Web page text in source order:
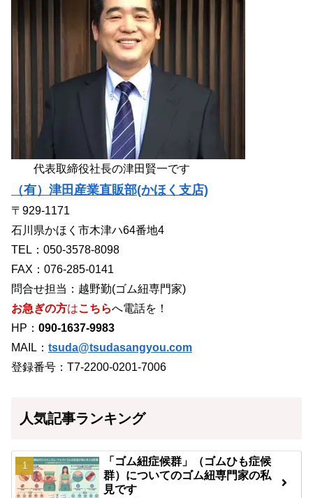
代表取締役社長の津田賢一です
（有）津田産業直販部(かほく支店)
〒929-1171
石川県かほく市木津ハ64番地4
TEL：050-3578-8098
FAX：076-285-0141
問合せ担当：越野勤(ゴム紐専門家)
お急ぎの方はこちらへ電話を！
HP： 090-1637-9983
MAIL： tsuda@tsudasangyou.com
登録番号：T7-2200-0201-7006
人気記事ランキング
「ゴム紐症候群」（ゴムひも症候
群）についてのゴム紐専門家の私
見です